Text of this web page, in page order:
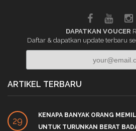
DAPATKAN VOUCER
Daftar & dapatkan update terbaru
ARTIKEL TERBARU
29
KENAPA BANYAK ORANG
UNTUK TURUNKAN BERAT